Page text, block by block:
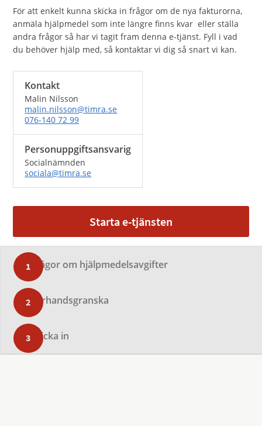
För att enkelt kunna skicka in frågor om de nya fakturorna,
anmäla hjälpmedel som inte längre finns kvar eller ställa
andra frågor så har vi tagit fram denna e-tjänst. Fyll i vad
du behöver hjälp med, så kontaktar vi dig så snart vi kan.
Kontakt
Malin Nilsson
malin.nilsson@timra.se
076-140 72 99
Personuppgiftsansvarig
Socialnämnden
sociala@timra.se
Starta e-tjänsten
Frågor om hjälpmedelsavgifter
Förhandsgranska
Skicka in